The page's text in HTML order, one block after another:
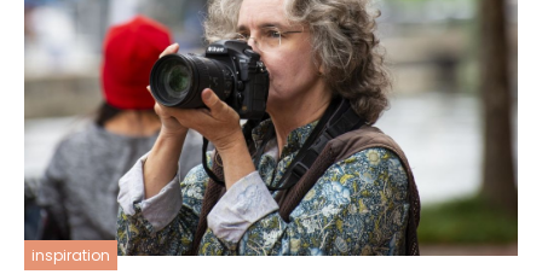
inspiration